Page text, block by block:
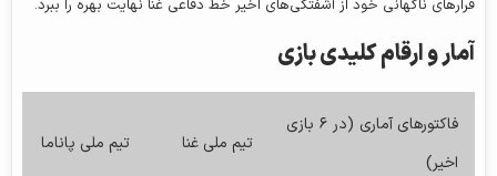
فرارهای ناگهانی خود از آشفتگی‌های اخیر خط دفاعی غنا نهایت بهره را ببرد.
آمار و ارقام کلیدی بازی
فاکتورهای آماری (در ۶ بازی
اخیر)
تیم ملی غنا تیم ملی پاناما